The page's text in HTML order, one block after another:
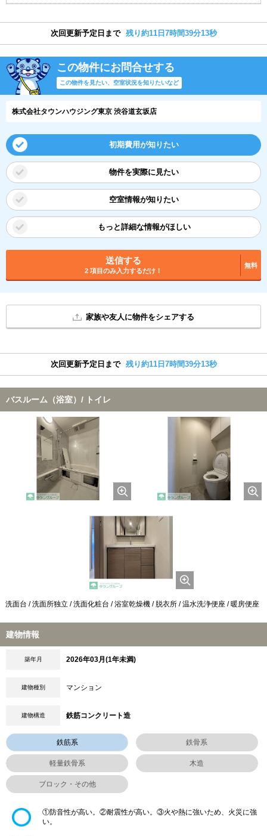
次回更新予定日まで 残り約11日7時間39分12秒
この物件にお問合せする
この物件を見たい、空室状況を知りたいなど
株式会社タウンハウジング東京 渋谷道玄坂店
初期費用が知りたい
物件を実際に見たい
空室情報が知りたい
もっと詳細な情報がほしい
送信する
2 項目のみ入力するだけ！
無料
家族や友人に物件をシェアする
次回更新予定日まで 残り約11日7時間39分12秒
バスルーム（浴室）/ トイレ
洗面台 / 洗面所独立 / 洗面化粧台 / 浴室乾燥機 / 脱衣所 / 温水洗浄便座 / 暖房便座
建物情報
築年月 2026年03月(1年未満)
建物種別 マンション
建物構造 鉄筋コンクリート造
鉄筋系 鉄骨系
軽量鉄骨系 木造
ブロック・その他
①防音性が高い。②耐震性が高い。③火や熱に強いため、火災に強
い。